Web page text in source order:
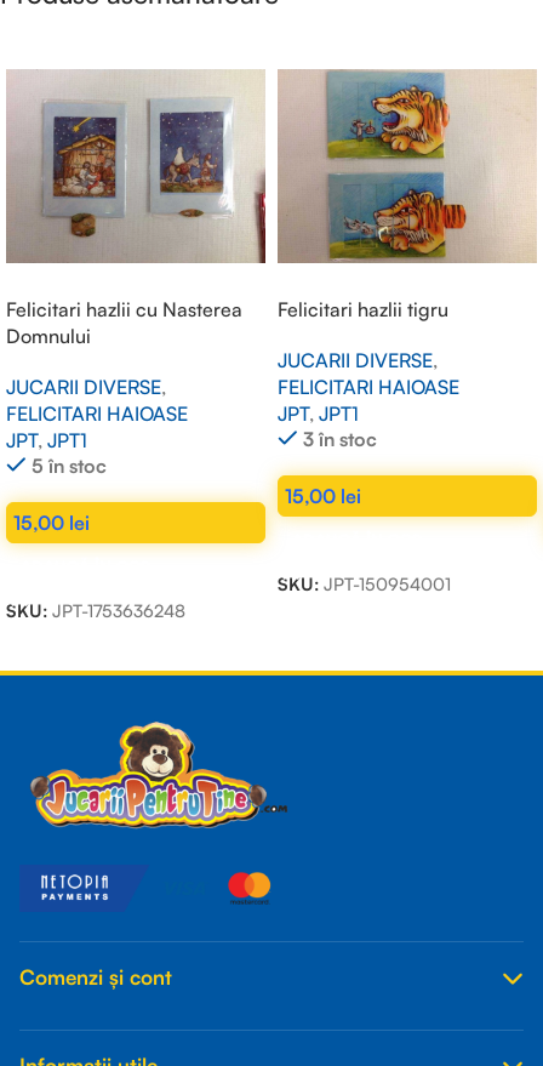
Felicitari hazlii cu Nasterea
Domnului
JUCARII DIVERSE,
FELICITARI HAIOASE
JPT, JPT1
5 în stoc
15,00 lei
SKU: JPT-1753636248
Felicitari hazlii tigru
JUCARII DIVERSE,
FELICITARI HAIOASE
JPT, JPT1
3 în stoc
15,00 lei
SKU: JPT-150954001
Comenzi și cont